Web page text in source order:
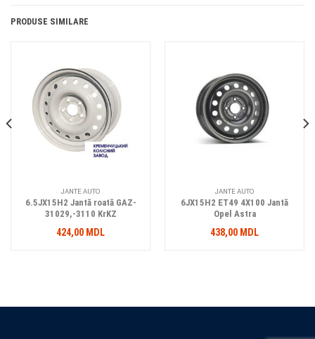
PRODUSE SIMILARE
JANTE AUTO
6.5JX15H2 Jantă roată GAZ-
31029,-3110 KrKZ
424,00 MDL
JANTE AUTO
6JX15H2 ET49 4X100 Jantă
Opel Astra
438,00 MDL